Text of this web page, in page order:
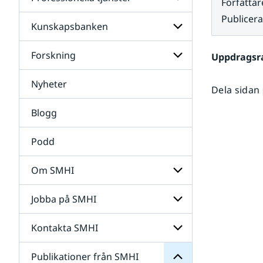
för
Data
Undersidor
för
Professionella
tjänster
Kunskapsbanken
Undersidor
för
Forskning
Undersidor
för
Nyheter
Blogg
Podd
Om SMHI
Undersidor
för
Om
SMHI
Jobba på SMHI
Undersidor
för
Jobba
Kontakta SMHI
Undersidor
Publikationer från SMHI
Undersidor
för
Publikationer
från
SMHI
Dela sidan